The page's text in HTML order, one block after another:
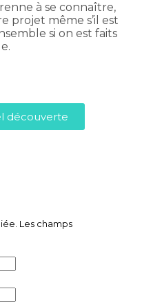
à se connaître,
projet même s’il est
si on est faits
découverte
Les champs